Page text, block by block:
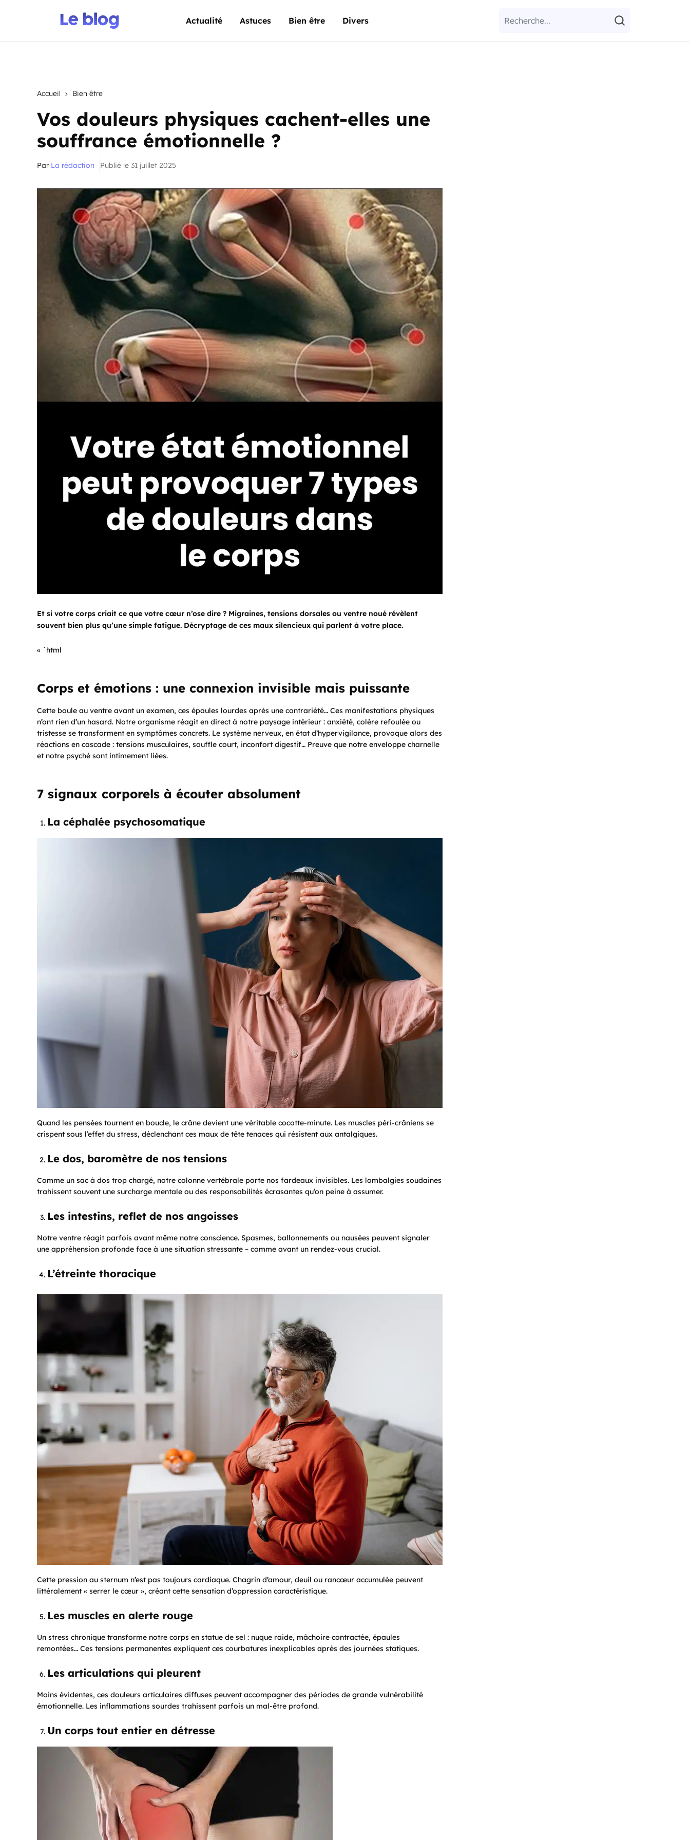
Actualité Astuces Bien être Divers
Accueil Bien être
Vos douleurs physiques cachent-elles une
souffrance émotionnelle ?
Par La rédaction Publié le 31 juillet 2025
Et si votre corps criait ce que votre cœur n’ose dire ? Migraines, tensions dorsales ou ventre noué révèlent
souvent bien plus qu’une simple fatigue. Décryptage de ces maux silencieux qui parlent à votre place.
« `html
Corps et émotions : une connexion invisible mais puissante
Cette boule au ventre avant un examen, ces épaules lourdes après une contrariété… Ces manifestations physiques
n’ont rien d’un hasard. Notre organisme réagit en direct à notre paysage intérieur : anxiété, colère refoulée ou
tristesse se transforment en symptômes concrets. Le système nerveux, en état d’hypervigilance, provoque alors des
réactions en cascade : tensions musculaires, souffle court, inconfort digestif… Preuve que notre enveloppe charnelle
et notre psyché sont intimement liées.
7 signaux corporels à écouter absolument
La céphalée psychosomatique
Quand les pensées tournent en boucle, le crâne devient une véritable cocotte-minute. Les muscles péri-crâniens se
crispent sous l’effet du stress, déclenchant ces maux de tête tenaces qui résistent aux antalgiques.
Le dos, baromètre de nos tensions
Comme un sac à dos trop chargé, notre colonne vertébrale porte nos fardeaux invisibles. Les lombalgies soudaines
trahissent souvent une surcharge mentale ou des responsabilités écrasantes qu’on peine à assumer.
Les intestins, reflet de nos angoisses
Notre ventre réagit parfois avant même notre conscience. Spasmes, ballonnements ou nausées peuvent signaler
une appréhension profonde face à une situation stressante – comme avant un rendez-vous crucial.
L’étreinte thoracique
Cette pression au sternum n’est pas toujours cardiaque. Chagrin d’amour, deuil ou rancœur accumulée peuvent
littéralement « serrer le cœur », créant cette sensation d’oppression caractéristique.
Les muscles en alerte rouge
Un stress chronique transforme notre corps en statue de sel : nuque raide, mâchoire contractée, épaules
remontées… Ces tensions permanentes expliquent ces courbatures inexplicables après des journées statiques.
Les articulations qui pleurent
Moins évidentes, ces douleurs articulaires diffuses peuvent accompagner des périodes de grande vulnérabilité
émotionnelle. Les inflammations sourdes trahissent parfois un mal-être profond.
Un corps tout entier en détresse